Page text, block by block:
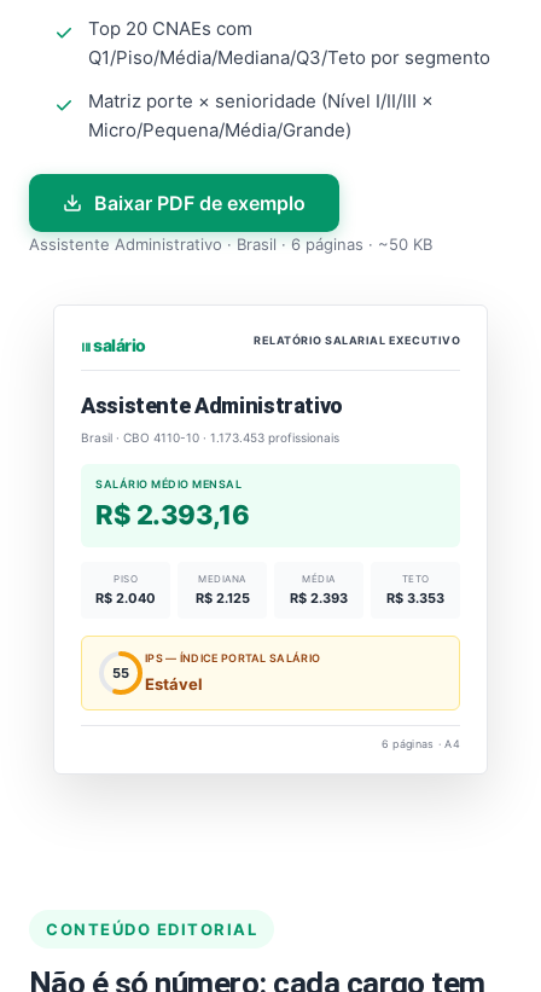
Top 20 CNAEs com
Q1/Piso/Média/Mediana/Q3/Teto por segmento
Matriz porte × senioridade (Nível I/II/III ×
Micro/Pequena/Média/Grande)
Baixar PDF de exemplo
Assistente Administrativo · Brasil · 6 páginas · ~50 KB
⏐⏐⏐ salário RELATÓRIO SALARIAL EXECUTIVO
Assistente Administrativo
Brasil · CBO 4110-10 · 1.173.453 profissionais
SALÁRIO MÉDIO MENSAL
R$ 2.393,16
PISO
R$ 2.040
MEDIANA
R$ 2.125
MÉDIA
R$ 2.393
TETO
R$ 3.353
55
IPS — ÍNDICE PORTAL SALÁRIO
Estável
6 páginas · A4
CONTEÚDO EDITORIAL
Não é só número: cada cargo tem